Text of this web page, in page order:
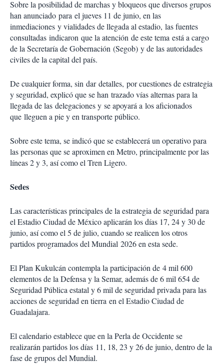
Sobre la posibilidad de marchas y bloqueos que diversos grupos
han anunciado para el jueves 11 de junio, en las
inmediaciones y vialidades de llegada al estadio, las fuentes
consultadas indicaron que la atención de este tema está a cargo
de la Secretaría de Gobernación (Segob) y de las autoridades
civiles de la capital del país.
De cualquier forma, sin dar detalles, por cuestiones de estrategia
y seguridad, explicó que se han trazado vías alternas para la
llegada de las delegaciones y se apoyará a los aficionados
que lleguen a pie y en transporte público.
Sobre este tema, se indicó que se establecerá un operativo para
las personas que se aproximen en Metro, principalmente por las
líneas 2 y 3, así como el Tren Ligero.
Sedes
Las características principales de la estrategia de seguridad para
el Estadio Ciudad de México aplicarán los días 17, 24 y 30 de
junio, así como el 5 de julio, cuando se realicen los otros
partidos programados del Mundial 2026 en esta sede.
El Plan Kukulcán contempla la participación de 4 mil 600
elementos de la Defensa y la Semar, además de 6 mil 654 de
Seguridad Pública estatal y 6 mil de seguridad privada para las
acciones de seguridad en tierra en el Estadio Ciudad de
Guadalajara.
El calendario establece que en la Perla de Occidente se
realizarán partidos los días 11, 18, 23 y 26 de junio, dentro de la
fase de grupos del Mundial.